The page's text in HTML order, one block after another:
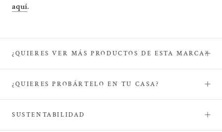
aquí.
¿QUIERES VER MÁS PRODUCTOS DE ESTA MARCA?
¿QUIERES PROBÁRTELO EN TU CASA?
SUSTENTABILIDAD